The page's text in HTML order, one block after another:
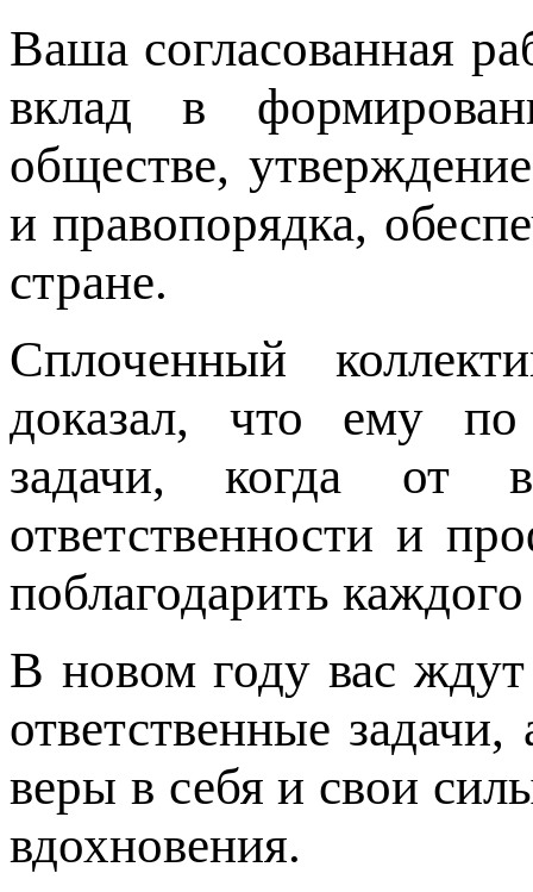
Ваша согласованная
вклад в
обществе,
и правопорядка,
стране.
Сплоченный
доказал, что ему
задачи, когда от
ответственности и
поблагодарить
В новом году вас
ответственные
веры в себя и свои
вдохновения.